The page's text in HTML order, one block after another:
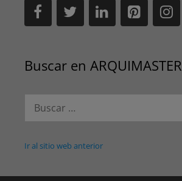
Buscar en ARQUIMASTER
Ir al sitio web anterior